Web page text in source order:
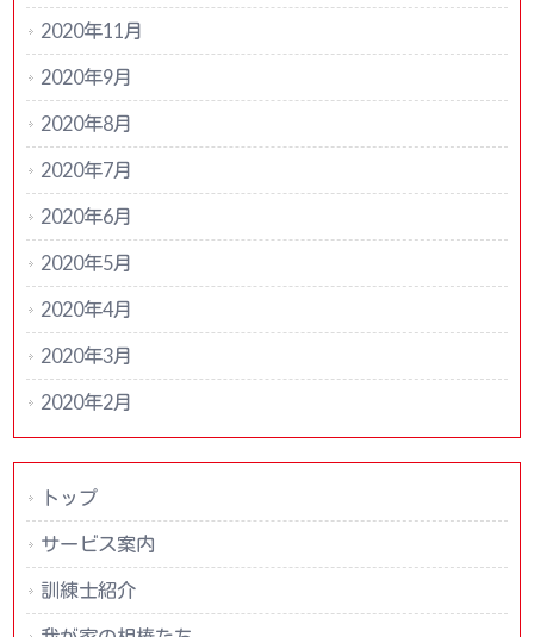
2020年11月
2020年9月
2020年8月
2020年7月
2020年6月
2020年5月
2020年4月
2020年3月
2020年2月
トップ
サービス案内
訓練士紹介